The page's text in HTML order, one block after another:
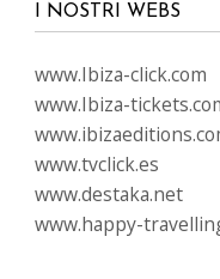
I NOSTRI WEBS
www.Ibiza-click.com
www.Ibiza-
www.tvclick.es
www.destaka.net
www.happy-